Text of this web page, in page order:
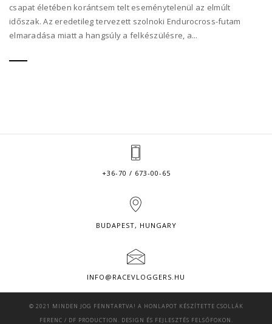
csapat életében korántsem telt eseménytelenül az elmúlt
időszak. Az eredetileg tervezett szolnoki Endurocross-futam
elmaradása miatt a hangsúly a felkészülésre, a...
+36-70 / 673-00-65
BUDAPEST, HUNGARY
INFO@RACEVLOGGERS.HU
© 2021 MINDEN JOG FENNTARTVA! A HONLAPOT KÉSZÍTETTE CSOLLÁK
FERENC / DF PRODUCTION . DESIGN ÉS FEJLESZTÉS FELSŐFOKON.